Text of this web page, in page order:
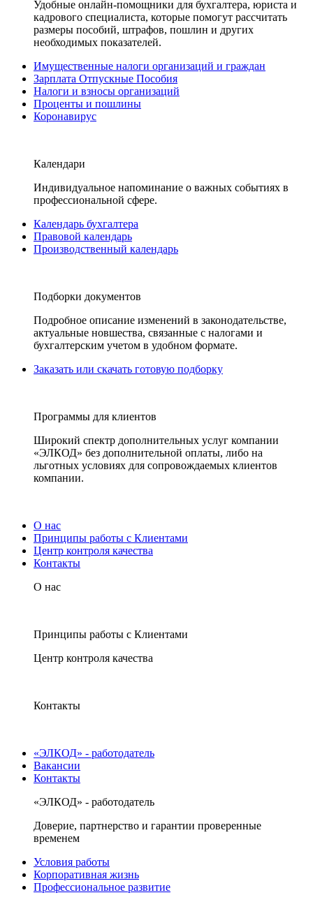
Удобные онлайн-помощники для бухгалтера, юриста и
кадрового специалиста, которые помогут рассчитать
размеры пособий, штрафов, пошлин и других
необходимых показателей.
Имущественные налоги организаций и граждан
Зарплата Отпускные Пособия
Налоги и взносы организаций
Проценты и пошлины
Коронавирус
Календари
Индивидуальное напоминание о важных событиях в
профессиональной сфере.
Календарь бухгалтера
Правовой календарь
Производственный календарь
Подборки документов
Подробное описание изменений в законодательстве,
актуальные новшества, связанные с налогами и
бухгалтерским учетом в удобном формате.
Заказать или скачать готовую подборку
Программы для клиентов
Широкий спектр дополнительных услуг компании
«ЭЛКОД» без дополнительной оплаты, либо на
льготных условиях для сопровождаемых клиентов
компании.
О нас
Принципы работы с Клиентами
Центр контроля качества
Контакты
О нас
Принципы работы с Клиентами
Центр контроля качества
Контакты
«ЭЛКОД» - работодатель
Вакансии
Контакты
«ЭЛКОД» - работодатель
Доверие, партнерство и гарантии проверенные
временем
Условия работы
Корпоративная жизнь
Профессиональное развитие